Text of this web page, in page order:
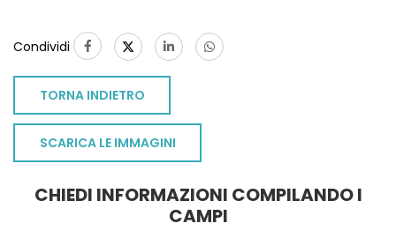
Condividi
TORNA INDIETRO
SCARICA LE IMMAGINI
CHIEDI INFORMAZIONI COMPILANDO I
CAMPI